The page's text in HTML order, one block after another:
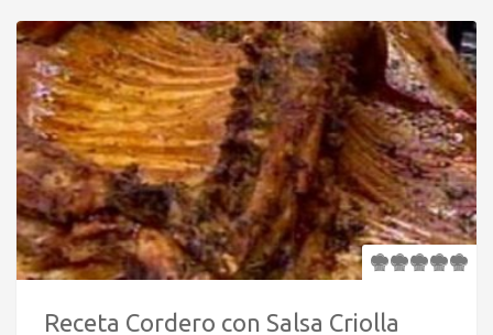
Receta Cordero con Salsa Criolla